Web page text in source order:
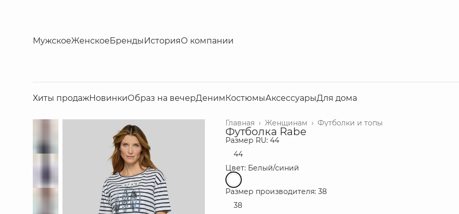
МужскоеЖенскоеБрендыИсторияО компании
Хиты продажНовинкиОбраз на вечерДенимКостюмыАксессуарыДля дома
Футболки и топы
Женщинам ›
Главная ›
Футболка Rabe
Размер RU: 44
44
Цвет: Белый/синий
Размер производителя: 38
38